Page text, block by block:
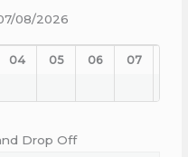
08/2026
04 05 06 07
Drop Off